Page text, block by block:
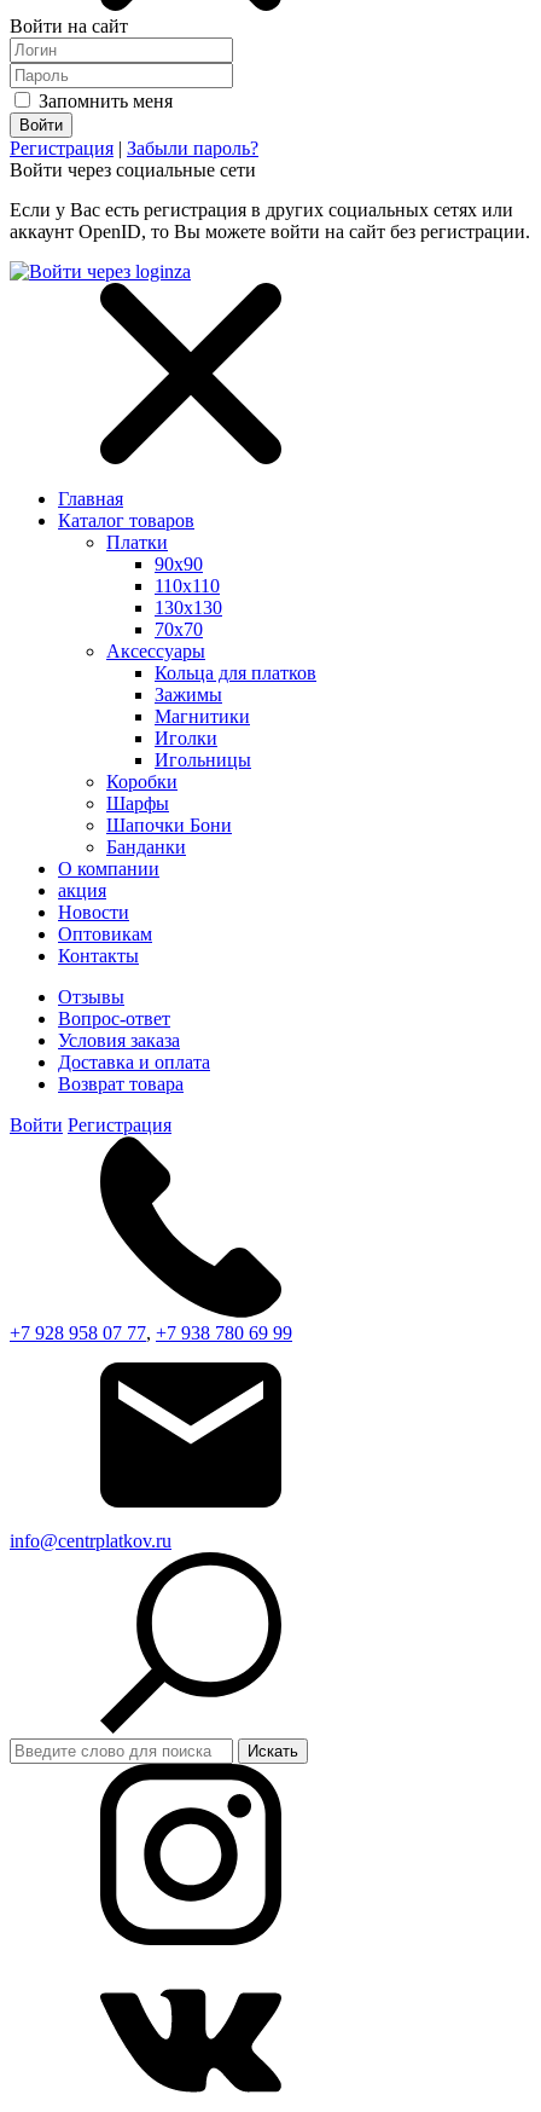
Войти на сайт
Запомнить меня
Регистрация | Забыли пароль?
Войти через социальные сети
Если у Вас есть регистрация в других социальных сетях или
аккаунт OpenID, то Вы можете войти на сайт без регистрации.
Главная
Каталог товаров
Платки
90x90
110x110
130x130
70х70
Аксессуары
Кольца для платков
Зажимы
Магнитики
Иголки
Игольницы
Коробки
Шарфы
Шапочки Бони
Банданки
О компании
акция
Новости
Оптовикам
Контакты
Отзывы
Вопрос-ответ
Условия заказа
Доставка и оплата
Возврат товара
Войти Регистрация
+7 928 958 07 77, +7 938 780 69 99
info@centrplatkov.ru